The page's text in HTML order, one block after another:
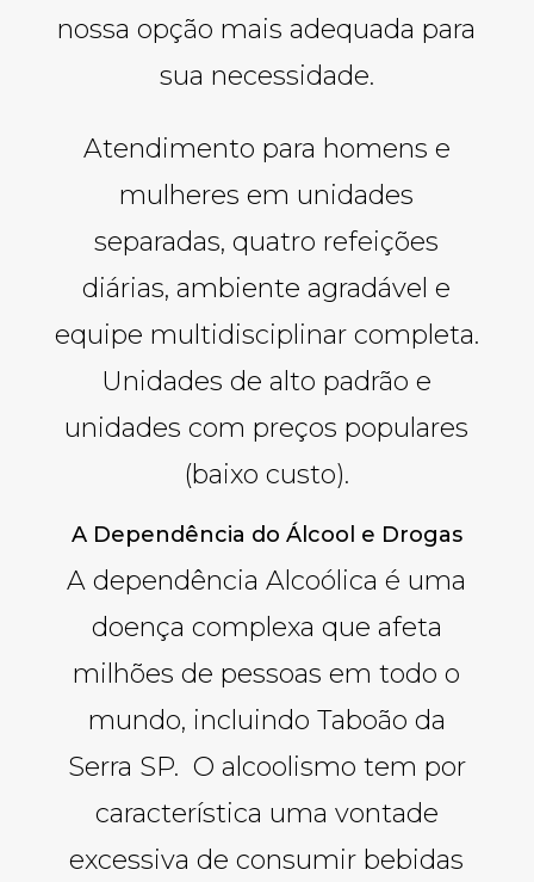
nossa opção mais adequada para
sua necessidade.
Atendimento para homens e
mulheres em unidades
separadas, quatro refeições
diárias, ambiente agradável e
equipe multidisciplinar completa.
Unidades de alto padrão e
unidades com preços populares
(baixo custo).
A Dependência do Álcool e Drogas
A dependência Alcoólica é uma
doença complexa que afeta
milhões de pessoas em todo o
mundo, incluindo Taboão da
Serra SP. O alcoolismo tem por
característica uma vontade
excessiva de consumir bebidas